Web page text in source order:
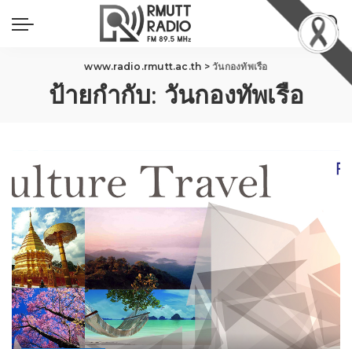
www.radio.rmutt.ac.th >วันกองทัพเรือ
ป้ายกำกับ: วันกองทัพเรือ